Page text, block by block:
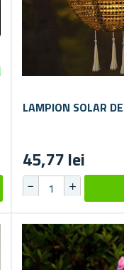
LAMPION SOLAR
45,77 lei